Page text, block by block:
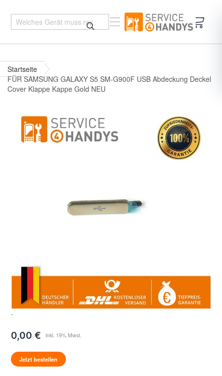
Startseite
FÜR SAMSUNG GALAXY S5 SM-G900F USB Abdeckung Deckel
Cover Klappe Kappe Gold NEU
-
0,00 €
Jetzt bestellen